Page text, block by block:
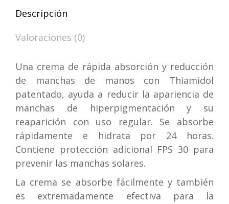
Descripción
Valoraciones (0)
Una crema de rápida absorción y reducción
de manchas de manos con Thiamidol
patentado, ayuda a reducir la apariencia de
manchas de hiperpigmentación y su
reaparición con uso regular. Se absorbe
rápidamente e hidrata por 24 horas.
Contiene protección adicional FPS 30 para
prevenir las manchas solares.
La crema se absorbe fácilmente y también
es extremadamente efectiva para la